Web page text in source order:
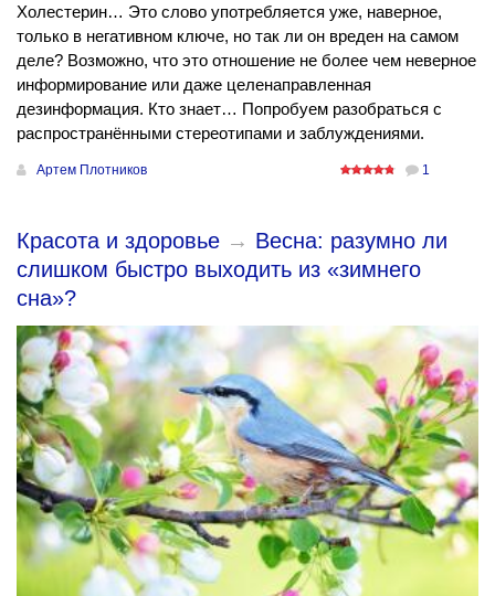
Холестерин… Это слово употребляется уже, наверное,
только в негативном ключе, но так ли он вреден на самом
деле? Возможно, что это отношение не более чем неверное
информирование или даже целенаправленная
дезинформация. Кто знает… Попробуем разобраться с
распространёнными стереотипами и заблуждениями.
Артем Плотников 1
Красота и здоровье → Весна: разумно ли
слишком быстро выходить из «зимнего
сна»?